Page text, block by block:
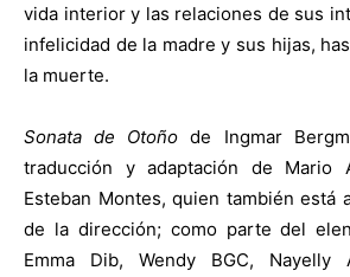
vida interior y las relaciones de sus
infelicidad de la madre y sus hijas,
la muerte.
Sonata de Otoño de Ingmar
traducción y adaptación de Mario
Esteban Montes, quien también está
de la dirección; como parte del
Emma Dib, Wendy BGC, Nayelly